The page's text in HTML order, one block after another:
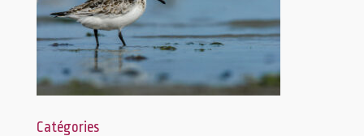
Catégories